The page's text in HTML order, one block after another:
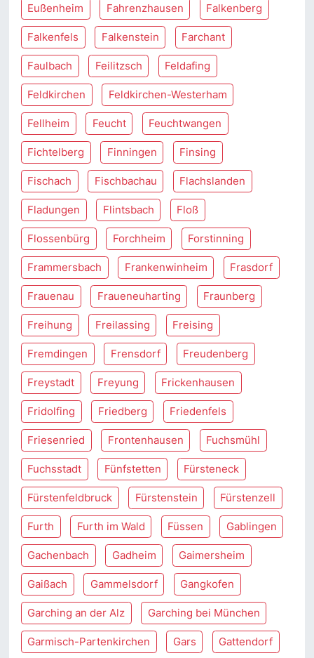
Eußenheim Fahrenzhausen Falkenberg
Falkenfels Falkenstein Farchant
Faulbach Feilitzsch Feldafing
Feldkirchen Feldkirchen-Westerham
Fellheim Feucht Feuchtwangen
Fichtelberg Finningen Finsing
Fischach Fischbachau Flachslanden
Fladungen Flintsbach Floß
Flossenbürg Forchheim Forstinning
Frammersbach Frankenwinheim Frasdorf
Frauenau Fraueneuharting Fraunberg
Freihung Freilassing Freising
Fremdingen Frensdorf Freudenberg
Freystadt Freyung Frickenhausen
Fridolfing Friedberg Friedenfels
Friesenried Frontenhausen Fuchsmühl
Fuchsstadt Fünfstetten Fürsteneck
Fürstenfeldbruck Fürstenstein Fürstenzell
Furth Furth im Wald Füssen Gablingen
Gachenbach Gadheim Gaimersheim
Gaißach Gammelsdorf Gangkofen
Garching an der Alz Garching bei München
Garmisch-Partenkirchen Gars Gattendorf